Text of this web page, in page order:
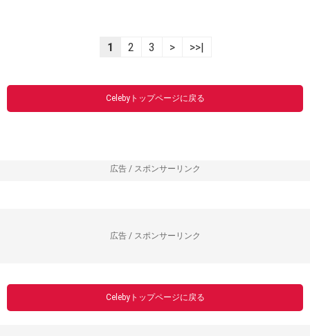
1 2 3 > >>|
Celebyトップページに戻る
広告 / スポンサーリンク
広告 / スポンサーリンク
Celebyトップページに戻る